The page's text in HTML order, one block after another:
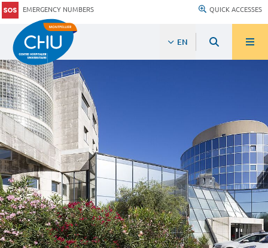
EMERGENCY NUMBERS QUICK ACCESSES
EN